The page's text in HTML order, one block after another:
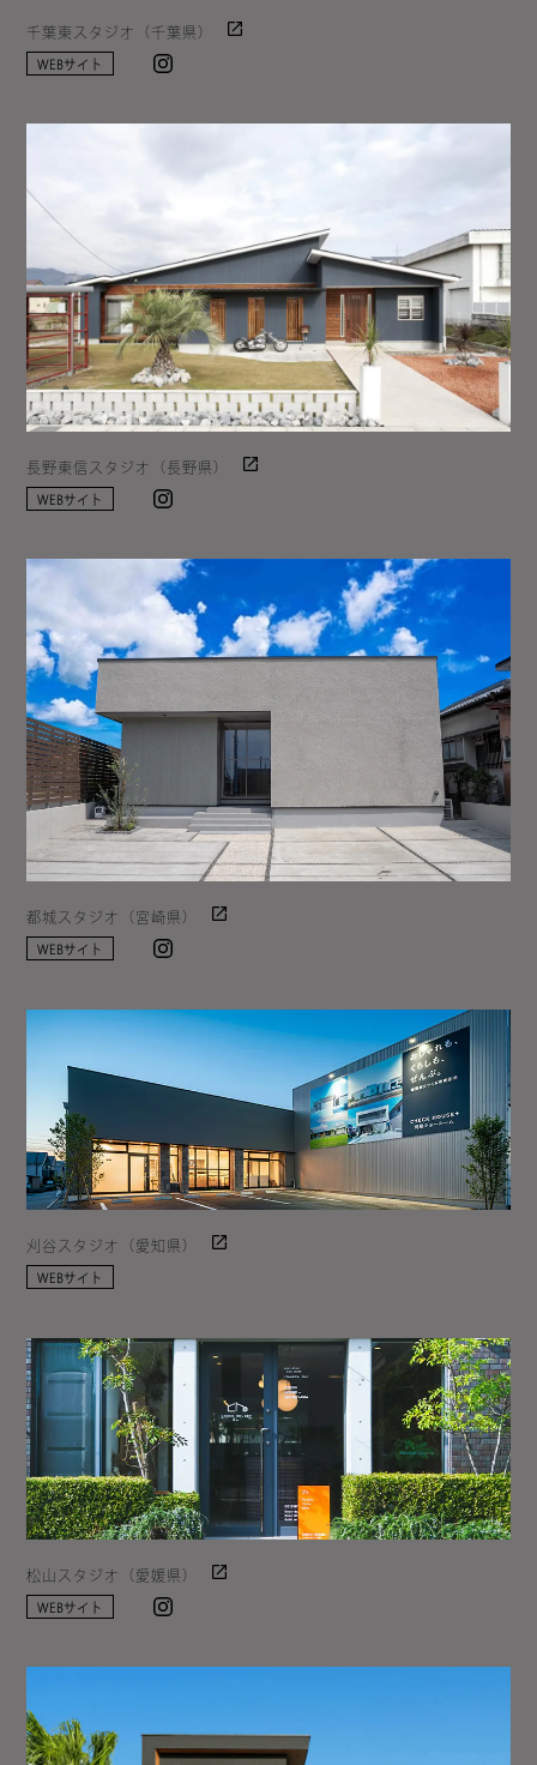
千葉東スタジオ（千葉県）
WEBサイト
長野東信スタジオ（長野県）
WEBサイト
都城スタジオ（宮崎県）
WEBサイト
刈谷スタジオ（愛知県）
WEBサイト
松山スタジオ（愛媛県）
WEBサイト